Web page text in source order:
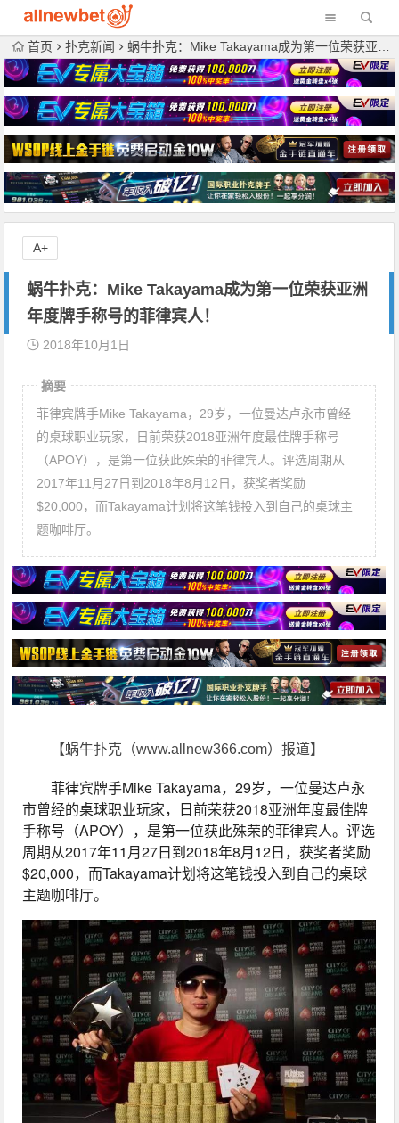
首页 扑克新闻 蜗牛扑克：Mike Takayama成为第一位荣获亚洲年度牌手称号的菲律宾人！
蜗牛扑克：Mike Takayama成为第一位荣获亚洲
年度牌手称号的菲律宾人！
2018年10月1日
摘要
菲律宾牌手Mike Takayama，29岁，一位曼达卢永市曾经
的桌球职业玩家，日前荣获2018亚洲年度最佳牌手称号
（APOY），是第一位获此殊荣的菲律宾人。评选周期从
2017年11月27日到2018年8月12日，获奖者奖励
$20,000，而Takayama计划将这笔钱投入到自己的桌球主
题咖啡厅。
【蜗牛扑克（www.allnew366.com）报道】
菲律宾牌手Mike Takayama，29岁，一位曼达卢永
市曾经的桌球职业玩家，日前荣获2018亚洲年度最佳牌
手称号（APOY），是第一位获此殊荣的菲律宾人。评选
周期从2017年11月27日到2018年8月12日，获奖者奖励
$20,000，而Takayama计划将这笔钱投入到自己的桌球
主题咖啡厅。
A+